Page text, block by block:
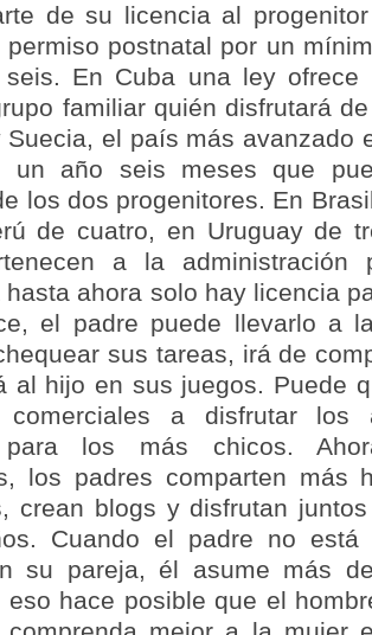
de su licencia al
permiso postnatal por un
En Cuba una ley ofrece
familiar quién disfrutará
Suecia, el país más avanzado
un año seis meses que
los dos progenitores. En
de cuatro, en Uruguay de
a la administración
hasta ahora solo hay licencia
el padre puede llevarlo a
sus tareas, irá de
al hijo en sus juegos. Puede
a disfrutar los
para los más chicos.
los padres comparten más
crean blogs y disfrutan
Cuando el padre no está
su pareja, él asume más
eso hace posible que el